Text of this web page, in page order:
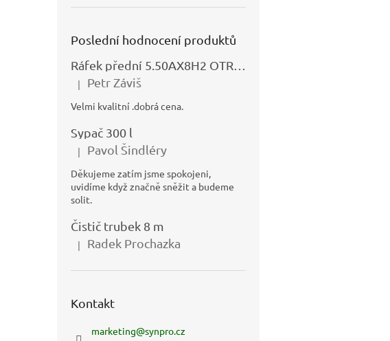
Poslední hodnocení produktů
Hodnocení produktu je 5 z 5 hvězdiček.
| Petr Záviš
Velmi kvalitní .dobrá cena.
Sypač 300 l
Hodnocení produktu je 5 z 5 hvězdiček.
| Pavol Šindléry
Děkujeme zatím jsme spokojeni,
uvidíme když značně sněžit a budeme
solit.
Čistič trubek 8 m
Hodnocení produktu je 5 z 5 hvězdiček.
| Radek Prochazka
Kontakt
marketing@synpro.cz